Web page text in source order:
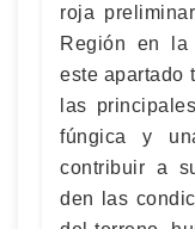
roja
Región en la
este apartado
las
fúngica y
contribuir a
den las